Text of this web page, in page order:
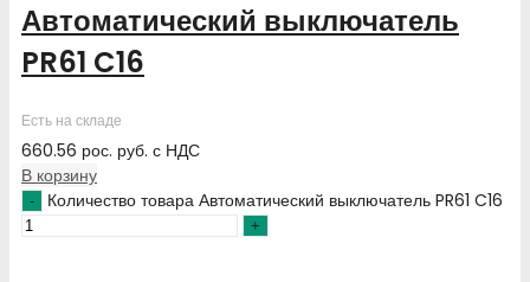
Автоматический выключатель
PR61 C16
Есть на складе
660.56 рос. руб. с НДС
В корзину
Количество товара Автоматический выключатель PR61 C16